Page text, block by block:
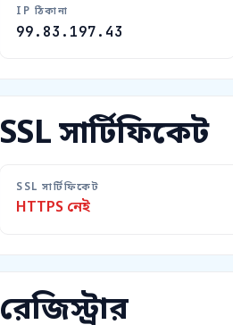
IP ঠিকানা
99.83.197.43
SSL সার্টিফিকেট
SSL সার্টিফিকেট
HTTPS নেই
রেজিস্ট্রার